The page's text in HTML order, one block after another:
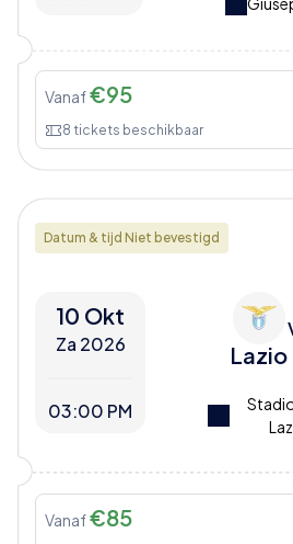
Vanaf€95
8 tickets beschikbaar
Datum & tijd Niet bevestigd
10 Okt
Za 2026
03:00 PM
Lazio
Vanaf€85